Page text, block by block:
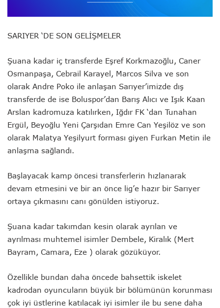
SARIYER ‘DE SON GELİŞMELER
Şuana kadar iç transferde Eşref Korkmazoğlu, Caner
Osmanpaşa, Cebrail Karayel, Marcos Silva ve son
olarak Andre Poko ile anlaşan Sarıyer’imizde dış
transferde de ise Boluspor’dan Barış Alıcı ve Işık Kaan
Arslan kadromuza katılırken, Iğdır FK ‘dan Tunahan
Ergül, Beyoğlu Yeni Çarşıdan Emre Can Yeşilöz ve son
olarak Malatya Yeşilyurt forması giyen Furkan Metin ile
anlaşma sağlandı.
Başlayacak kamp öncesi transferlerin hızlanarak
devam etmesini ve bir an önce lig’e hazır bir Sarıyer
ortaya çıkmasını canı gönülden istiyoruz.
Şuana kadar takımdan kesin olarak ayrılan ve
ayrılması muhtemel isimler Dembele, Kiralık (Mert
Bayram, Camara, Eze ) olarak gözüküyor.
Özellikle bundan daha öncede bahsettik iskelet
kadrodan oyuncuların büyük bir bölümünün korunması
çok iyi üstlerine katılacak iyi isimler ile bu sene daha